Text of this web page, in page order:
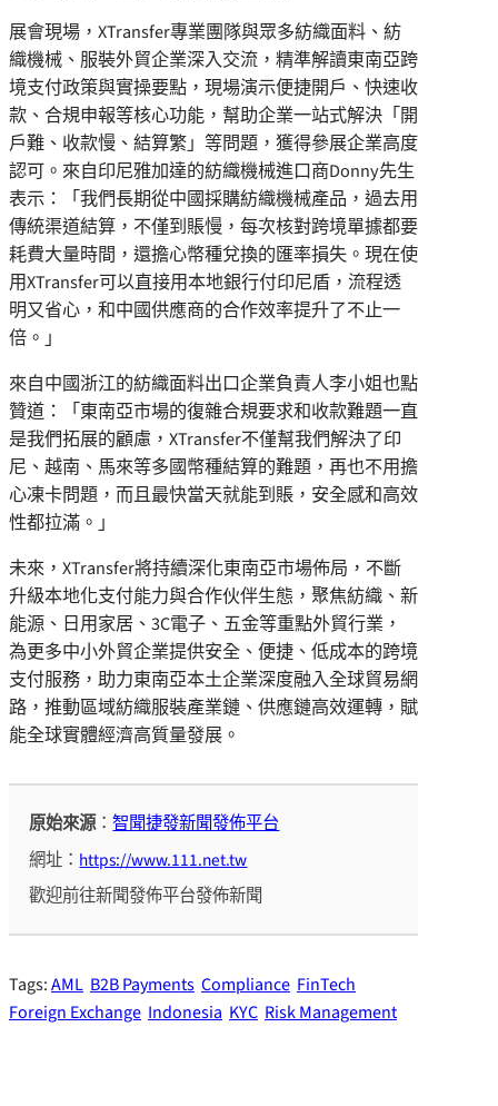
展會現場，XTransfer專業團隊與眾多紡織面料、紡
織機械、服裝外貿企業深入交流，精準解讀東南亞跨
境支付政策與實操要點，現場演示便捷開戶、快速收
款、合規申報等核心功能，幫助企業一站式解決「開
戶難、收款慢、結算繁」等問題，獲得參展企業高度
認可。來自印尼雅加達的紡織機械進口商Donny先生
表示：「我們長期從中國採購紡織機械產品，過去用
傳統渠道結算，不僅到賬慢，每次核對跨境單據都要
耗費大量時間，還擔心幣種兌換的匯率損失。現在使
用XTransfer可以直接用本地銀行付印尼盾，流程透
明又省心，和中國供應商的合作效率提升了不止一
倍。」
來自中國浙江的紡織面料出口企業負責人李小姐也點
贊道：「東南亞市場的復雜合規要求和收款難題一直
是我們拓展的顧慮，XTransfer不僅幫我們解決了印
尼、越南、馬來等多國幣種結算的難題，再也不用擔
心凍卡問題，而且最快當天就能到賬，安全感和高效
性都拉滿。」
未來，XTransfer將持續深化東南亞市場佈局，不斷
升級本地化支付能力與合作伙伴生態，聚焦紡織、新
能源、日用家居、3C電子、五金等重點外貿行業，
為更多中小外貿企業提供安全、便捷、低成本的跨境
支付服務，助力東南亞本土企業深度融入全球貿易網
路，推動區域紡織服裝產業鏈、供應鏈高效運轉，賦
能全球實體經濟高質量發展。
原始來源：智聞捷發新聞發佈平台
網址： https://www.111.net.tw
歡迎前往新聞發佈平台發佈新聞
Tags:AML B2B Payments Compliance FinTech
Foreign Exchange Indonesia KYC Risk Management